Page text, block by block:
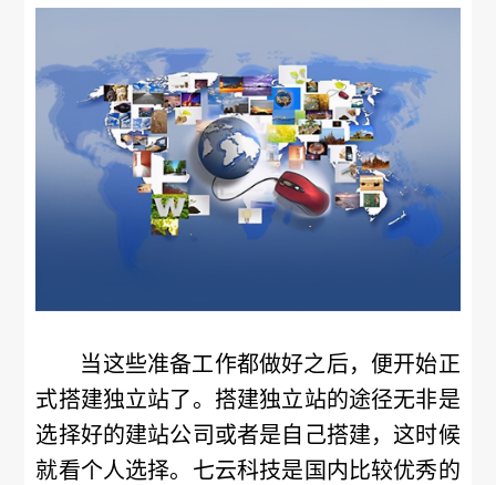
当这些准备工作都做好之后，便开始正
式搭建独立站了。搭建独立站的途径无非是
选择好的建站公司或者是自己搭建，这时候
就看个人选择。七云科技是国内比较优秀的